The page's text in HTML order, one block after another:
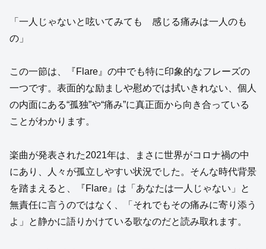
「一人じゃないと呟いてみても 感じる痛みは一人のも
の」
この一節は、『Flare』の中でも特に印象的なフレーズの
一つです。表面的な励ましや慰めでは拭いきれない、個人
の内面にある“孤独”や“痛み”に真正面から向き合っている
ことがわかります。
楽曲が発表された2021年は、まさに世界がコロナ禍の中
にあり、人々が孤立しやすい状況でした。そんな時代背景
を踏まえると、『Flare』は「あなたは一人じゃない」と
無責任に言うのではなく、「それでもその痛みに寄り添う
よ」と静かに語りかけている歌なのだと読み取れます。